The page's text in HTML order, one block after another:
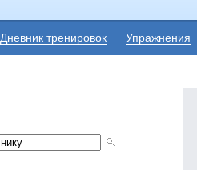
Дневник тренировок Упражнения